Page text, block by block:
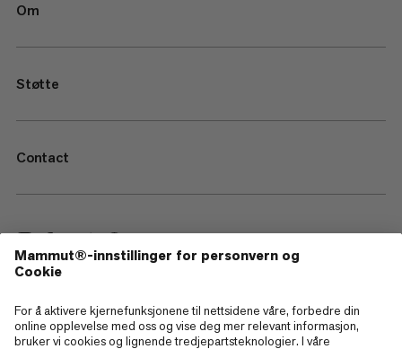
Om
Støtte
Contact
—